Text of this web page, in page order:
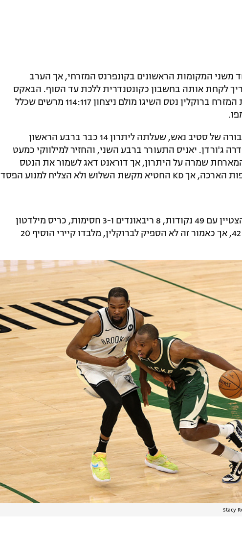
משני המקומות הראשונים בקונפרנס המזרחי, אך הערב
לקחת אותה בחשבון כקונטנדרית ללכת עד הסוף. הבאקס
אירחו בפייסרב פורום את מוליכת המזרח ברוקלין נטס השיגו מולם ניצחון 114:117 מרשים שכלל
הפתיחה הייתה שייכת דווקא לחבורה של סטיב נאש, שעלתה ליתרון 14 כבר ברבע הראשון
ג'ורדן. יאניס התעורר ברבע השני, והחזיר למילווקי כמעט
שמרה על היתרון, אך דוראנט דאג לשמור את הנטס
בעניינים ואף קיבלה הזדמנות לכפות הארכה, אך KD החטיא מקשת השלוש ולא הצליח למנוע הפסד
אנטטוקומפו היה כמובן השחקן הצטיין עם 49 נקודות, 8 ריבאונדים ו-3 חסימות, כריס מילדטון
תרם 26. מנגד דוראנט הפציץ עם 42, אך כאמור זה לא הספיק לברוקלין, מלבדו קיירי הוסיף 20
Stacy